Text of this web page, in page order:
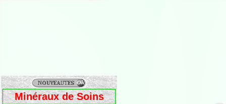
Minéraux de Soins